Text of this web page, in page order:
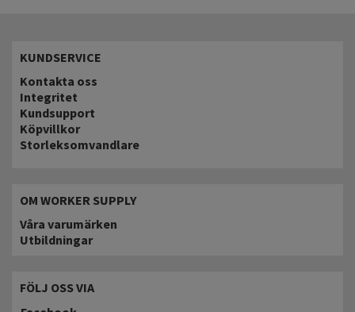
KUNDSERVICE
Kontakta oss
Integritet
Kundsupport
Köpvillkor
Storleksomvandlare
OM WORKER SUPPLY
Våra varumärken
Utbildningar
FÖLJ OSS VIA